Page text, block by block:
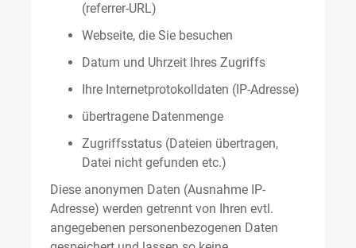
(referrer-URL)
Webseite, die Sie besuchen
Datum und Uhrzeit Ihres Zugriffs
Ihre Internetprotokolldaten (IP-Adresse)
übertragene Datenmenge
Zugriffsstatus (Dateien übertragen,
Datei nicht gefunden etc.)
Diese anonymen Daten (Ausnahme IP-
Adresse) werden getrennt von Ihren evtl.
angegebenen personenbezogenen Daten